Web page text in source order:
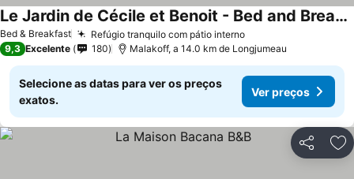
Bed & Breakfast Refúgio tranquilo com pátio interno
Le Jardin de Cécile et Benoit - Bed and Breakfast
9,3 Excelente 180 Malakoff, a 14.0 km de Longjumeau
Selecione as datas para ver os preços
exatos.
Ver preços
Partilhar